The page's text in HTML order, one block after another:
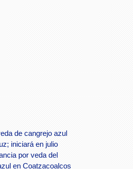
de cangrejo azul
iniciará en julio
por veda del
en Coatzacoalcos